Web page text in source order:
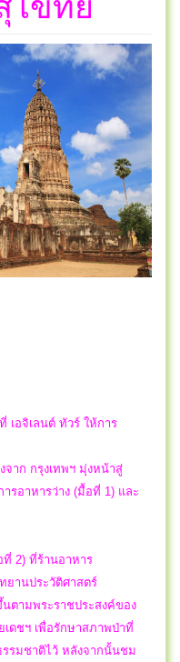
เอจิเลนต์ ทัวร์ ให้การ
าก กรุงเทพฯ มุ่งหน้าสู่
รอาหารว่าง (มื้อที่ 1) และ
ที่ 2) ที่ร้านอาหาร
ยานประวัติศาสตร์
ตามพระราชประสงค์ของ
ดชฯ เพื่อรักษาสภาพป่าที่
รมชาติไว้ หลังจากนั้นชม